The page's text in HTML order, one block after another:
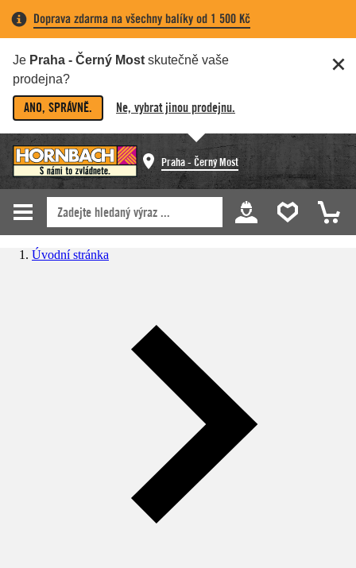
Doprava zdarma na všechny balíky od 1 500 Kč
Je Praha - Černý Most skutečně vaše
prodejna?
ANO, SPRÁVNĚ. Ne, vybrat jinou prodejnu.
Praha - Černý Most
Úvodní stránka